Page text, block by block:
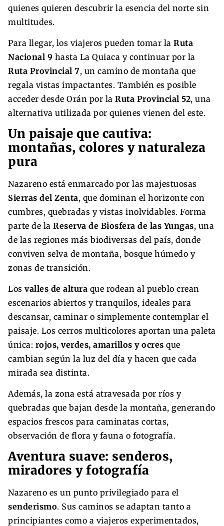
quienes quieren descubrir la esencia del norte sin
multitudes.
Para llegar, los viajeros pueden tomar la Ruta
Nacional 9 hasta La Quiaca y continuar por la
Ruta Provincial 7, un camino de montaña que
regala vistas impactantes. También es posible
acceder desde Orán por la Ruta Provincial 52, una
alternativa utilizada por quienes vienen del este.
Un paisaje que cautiva:
montañas, colores y naturaleza
pura
Nazareno está enmarcado por las majestuosas
Sierras del Zenta, que dominan el horizonte con
cumbres, quebradas y vistas inolvidables. Forma
parte de la Reserva de Biosfera de las Yungas, una
de las regiones más biodiversas del país, donde
conviven selva de montaña, bosque húmedo y
zonas de transición.
Los valles de altura que rodean al pueblo crean
escenarios abiertos y tranquilos, ideales para
descansar, caminar o simplemente contemplar el
paisaje. Los cerros multicolores aportan una paleta
única: rojos, verdes, amarillos y ocres que
cambian según la luz del día y hacen que cada
mirada sea distinta.
Además, la zona está atravesada por ríos y
quebradas que bajan desde la montaña, generando
espacios frescos para caminatas cortas,
observación de flora y fauna o fotografía.
Aventura suave: senderos,
miradores y fotografía
Nazareno es un punto privilegiado para el
senderismo. Sus caminos se adaptan tanto a
principiantes como a viajeros experimentados,